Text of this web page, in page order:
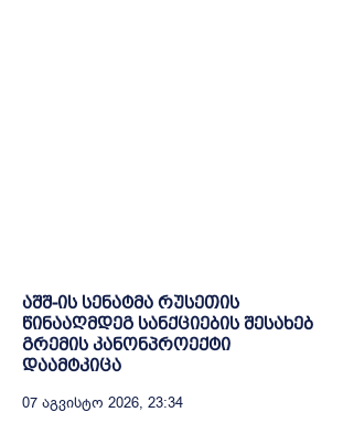
აშშ-ის სენატმა რუსეთის
წინააღმდეგ სანქციების შესახებ
გრემის კანონპროექტი
დაამტკიცა
07 Აგვისტო 2026, 23:34